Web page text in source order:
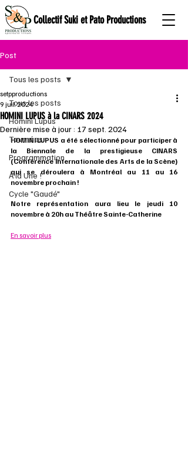
Collectif Suki et Pato Productions
Post
Tous les posts
Homini Lupus
Tournées
Programmation
À la Une !
Cycle "Gaudé"
Tous les posts
HOMINI LUPUS à la CINARS 2024
setpproductions
9 juil. 2024
Dernière mise à jour : 17 sept. 2024
HOMINI LUPUS a été sélectionné pour participer à
la Biennale de la prestigieuse CINARS
(Conférence Internationale des Arts de la Scène)
qui se déroulera à Montréal au 11 au 16
novembre prochain !
Notre représentation aura lieu le jeudi 10
novembre à 20h au Théâtre Sainte-Catherine
En savoir plus